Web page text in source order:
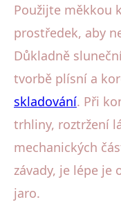
Použijte měkkou
prostředek, aby
Důkladně
tvorbě plísní a
skladování. Při
trhliny, roztržení
mechanických
závady, je lépe je
jaro.